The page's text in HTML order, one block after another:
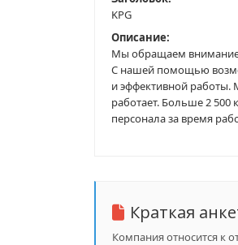
KPG
Описание:
Мы обращаем внимание
С нашей помощью
и эффективной работы.
работает. Больше 2 500
персонала за время
Краткая
Компания относится к